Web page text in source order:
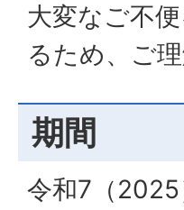
大変なご不
るため、ご
期間
令和7（